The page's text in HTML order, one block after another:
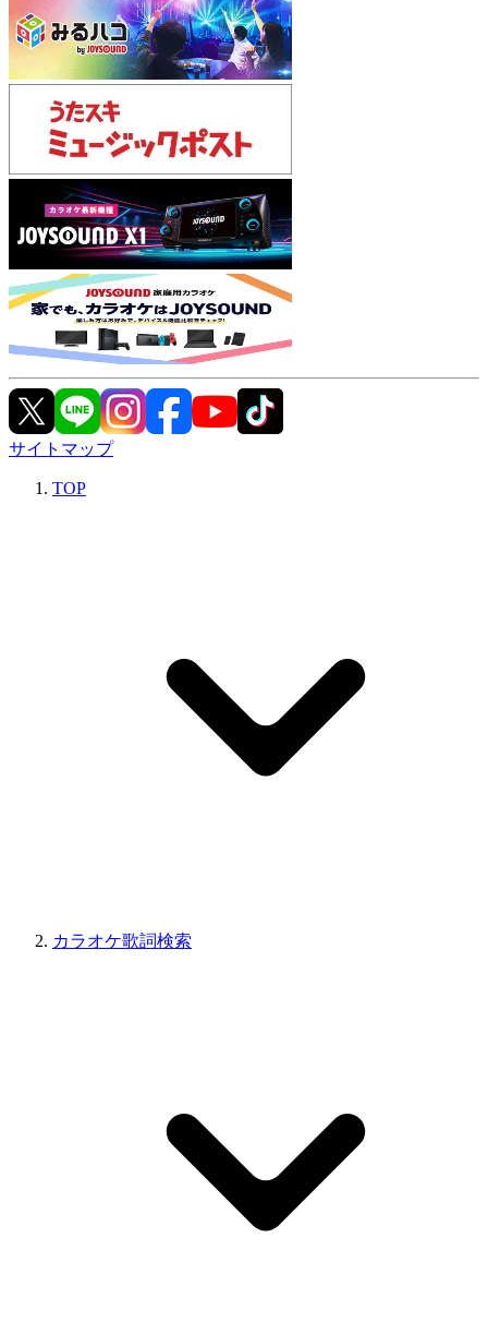
サイトマップ
TOP
カラオケ歌詞検索